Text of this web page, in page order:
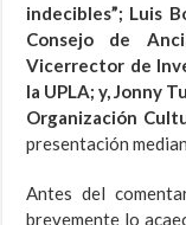
indecibles”; Luis
Consejo de
Vicerrector de
la UPLA; y, Jonny
Organización
presentación
Antes del
brevemente lo